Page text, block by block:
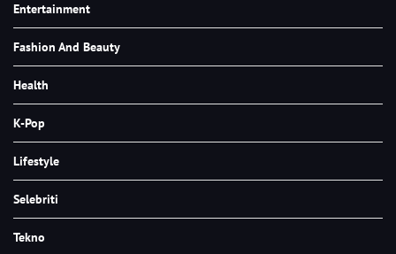
Entertainment
Fashion And Beauty
Health
K-Pop
Lifestyle
Selebriti
Tekno